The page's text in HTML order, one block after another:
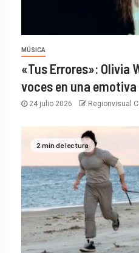
MÚSICA
«Tus Errores»: Olivia
voces en una
24 julio 2026 Regionvisual
2 min de lectura